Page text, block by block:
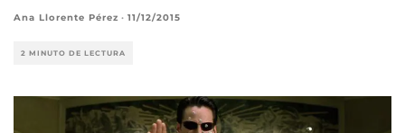
Ana Llorente Pérez · 11/12/2015
2 MINUTO DE LECTURA